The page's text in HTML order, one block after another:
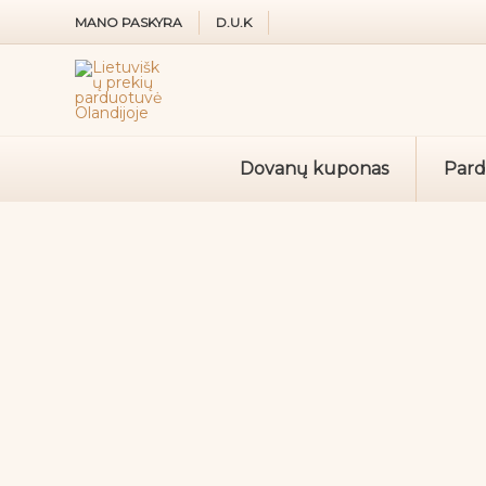
prie
MANO PASKYRA D.U.K
Dovanų kuponas